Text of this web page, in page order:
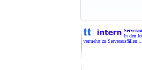
In den
vermehrt zu Serverausfällen